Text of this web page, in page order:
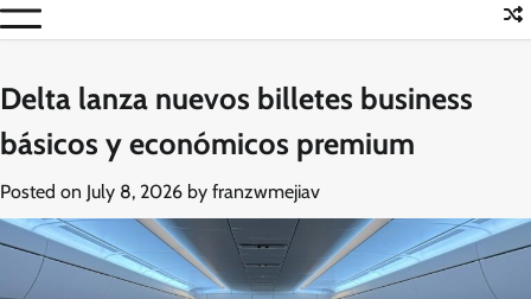
Delta lanza nuevos billetes business
básicos y económicos premium
Posted on July 8, 2026 by franzwmejiav